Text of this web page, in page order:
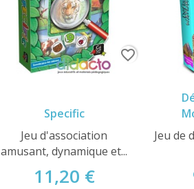
Specific
Jeu d'association
amusant, dynamique et...
11,20 €
favorite_border
Jeu de